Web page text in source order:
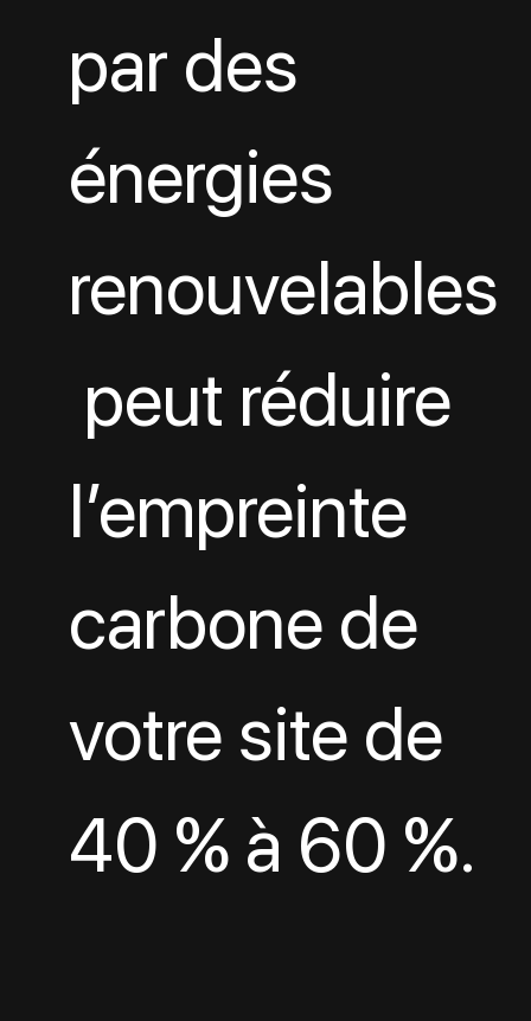
par des
énergies
renouvelables
peut réduire
l’empreinte
carbone de
votre site de
40 % à 60 %.